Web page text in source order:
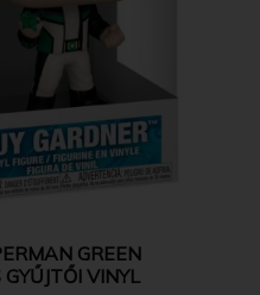
GREEN
VINYL